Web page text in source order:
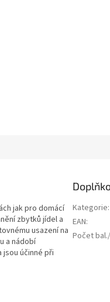
jak pro domácí
zbytků jídel a
usazení na
a nádobí
účinné při
Kategorie:
EAN:
Počet